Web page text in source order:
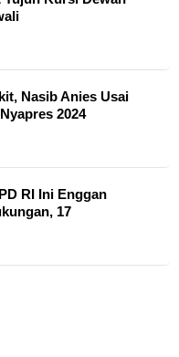
Nasib Anies Usai
2024
RI Ini Enggan
17